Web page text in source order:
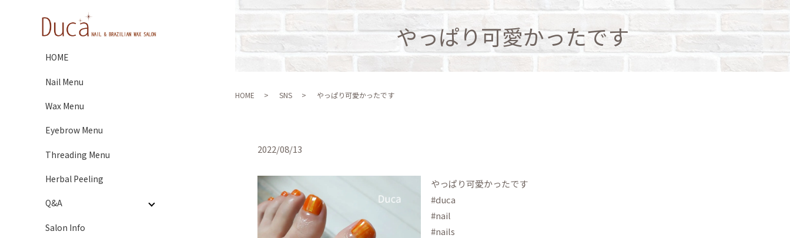
HOME
Nail Menu
Wax Menu
Eyebrow Menu
Threading Menu
Herbal Peeling
Q&A
Salon Info
やっぱり可愛かったです
HOME SNS やっぱり可愛かったです
2022/08/13
やっぱり可愛かったです
#duca
#nail
#nails